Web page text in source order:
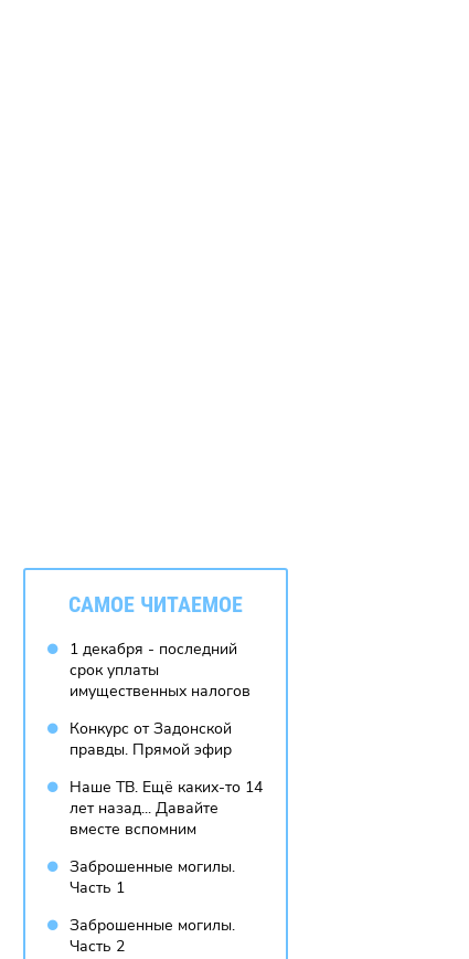
CАМОЕ ЧИТАЕМОЕ
1 декабря - последний
срок уплаты
имущественных налогов
Конкурс от Задонской
правды. Прямой эфир
Наше ТВ. Ещё каких-то 14
лет назад... Давайте
вместе вспомним
Заброшенные могилы.
Часть 1
Заброшенные могилы.
Часть 2